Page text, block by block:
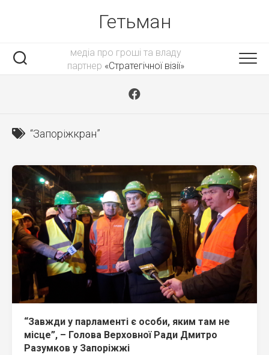
Гетьман
медіа про гроші та владу
партнер «Стратегічної візії»
“Запоріжкран”
“Завжди у парламенті є особи, яким там не
місце”, – Голова Верховної Ради Дмитро
Разумков у Запоріжжі